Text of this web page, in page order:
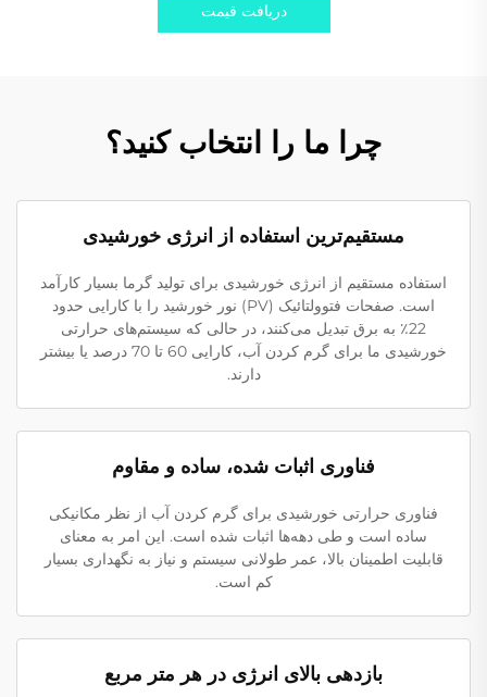
دریافت قیمت
چرا ما را انتخاب کنید؟
مستقیم‌ترین استفاده از انرژی خورشیدی
استفاده مستقیم از انرژی خورشیدی برای تولید گرما بسیار کارآمد
است. صفحات فتوولتائیک (PV) نور خورشید را با کارایی حدود
22٪ به برق تبدیل می‌کنند، در حالی که سیستم‌های حرارتی
خورشیدی ما برای گرم کردن آب، کارایی 60 تا 70 درصد یا بیشتر
دارند.
فناوری اثبات شده، ساده و مقاوم
فناوری حرارتی خورشیدی برای گرم کردن آب از نظر مکانیکی
ساده است و طی دهه‌ها اثبات شده است. این امر به معنای
قابلیت اطمینان بالا، عمر طولانی سیستم و نیاز به نگهداری بسیار
کم است.
بازدهی بالای انرژی در هر متر مربع